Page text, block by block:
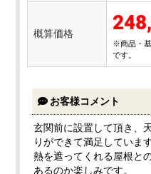
概算価格
※商品・
です。
お客様コメント
玄関前に設置して頂き、
りができて満足しています
熱を遮ってくれる屋根と
あるのか楽しみです。